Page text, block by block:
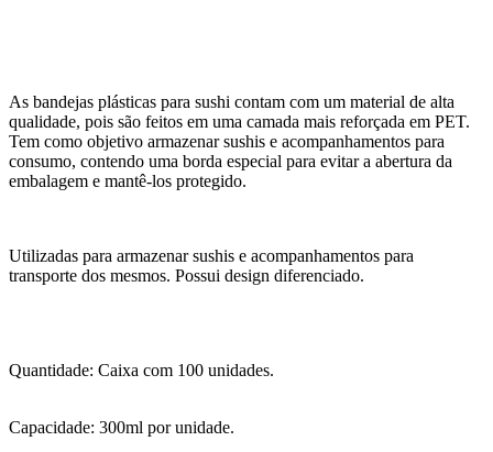
As bandejas plásticas para sushi contam com um material de alta
qualidade, pois são feitos em uma camada mais reforçada em PET.
Tem como objetivo armazenar sushis e acompanhamentos para
consumo, contendo uma borda especial para evitar a abertura da
embalagem e mantê-los protegido.
Utilizadas para armazenar sushis e acompanhamentos para
transporte dos mesmos. Possui design diferenciado.
Quantidade: Caixa com 100 unidades.
Capacidade: 300ml por unidade.